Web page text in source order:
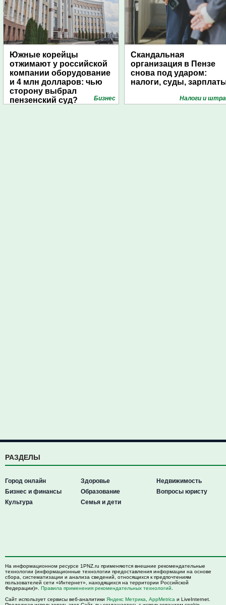
Южные корейцы
отжимают у российской
компании оборудование
и 4 млн долларов: чью
сторону выбрал
пензенский суд?
Бизнес
Скандальная
организация в Пензе
снова под ударом:
налоги, суды,
Налоги и
РАЗДЕЛЫ
Город онлайн
Бизнес и финансы
Культура
Здоровье
Образование
Семья и дети
Недвижимость
Вопросы юристу
На информационном ресурсе 1PNZ.ru применяются внешние рекомендательные
технологии (информационные технологии предоставления информации на основе
сбора, систематизации и анализа сведений, относящихся к предпочтениям
пользователей сети «Интернет», находящихся на территории Российской
Федерации)». Правила применения рекомендательных технологий
Сайт использует сервисы веб-аналитики Яндекс Метрика AppMetrica и LiveInternet.